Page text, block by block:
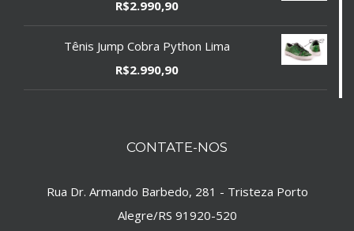
R$2.990,90
Tênis Jump Cobra Python Lima
R$2.990,90
CONTATE-NOS
Rua Dr. Armando Barbedo, 281 - Tristeza Porto
Alegre/RS 91920-520